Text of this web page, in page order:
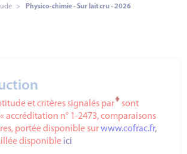
Physico-chimie - Sur lait cru - 2026
et critères signalés par♦ sont
accréditation n° 1-2473, comparaisons
portée disponible surwww.cofrac.fr,
disponible ici